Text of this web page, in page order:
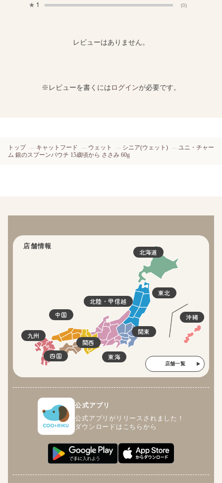
★ 1 (0)
レビューはありません。
※レビューを書くにはログインが必要です。
トップ キャットフード ウェット シニア(ウェット)
ユニ・チャー
ム 銀のスプーンパウチ 15歳頃から ささみ 60g
店舗情報
北海道
東北
関東
北陸・甲信越
東海
関西
四国
中国
九州
沖縄
店舗一覧
公式アプリ
公式アプリがリリースされました！
ダウンロードはこちらから